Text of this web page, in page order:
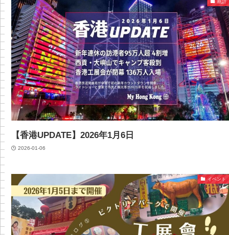
統計
【香港UPDATE】2026年1月6日
2026-01-06
イベント